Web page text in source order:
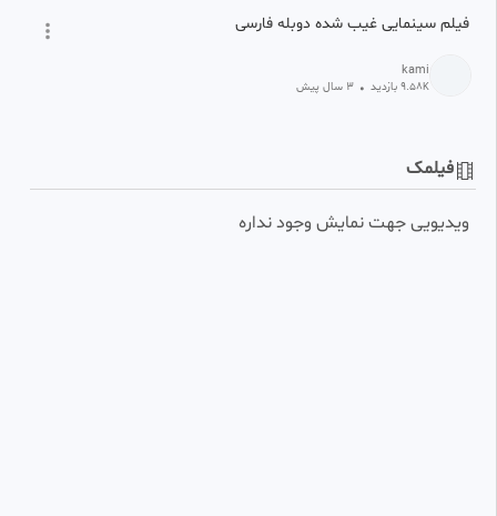
فیلم سینمایی غیب شده دوبله فارسی
kami
9.58K بازدید • 3 سال پیش
فیلمک
ویدیویی جهت نمایش وجود نداره